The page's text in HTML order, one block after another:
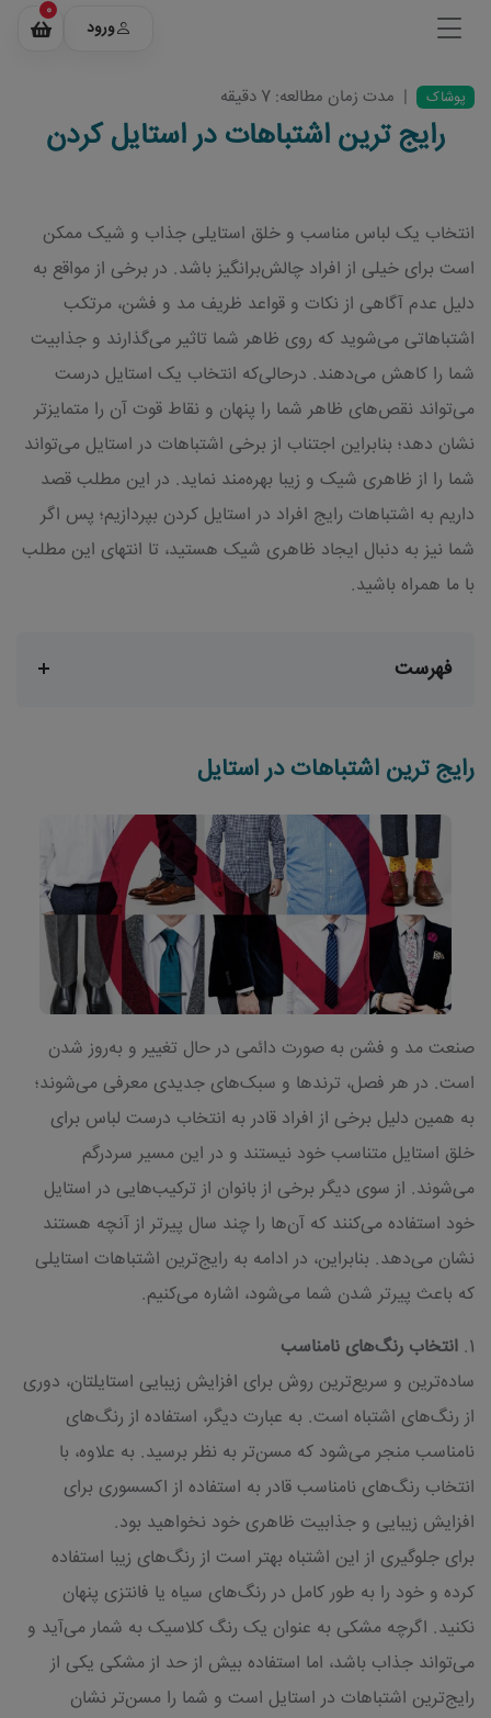
ورود
0
پوشاک | مدت زمان مطالعه: 7 دقیقه
رایج ترین اشتباهات در استایل کردن
انتخاب یک لباس مناسب و خلق استایلی جذاب و شیک ممکن
است برای خیلی از افراد چالش‌برانگیز باشد. در برخی از مواقع به
دلیل عدم آگاهی از نکات و قواعد ظریف مد و فشن، مرتکب
اشتباهاتی می‌شوید که روی ظاهر شما تاثیر می‌گذارند و جذابیت
شما را کاهش می‌دهند. درحالی‌که انتخاب یک استایل درست
می‌تواند نقص‌های ظاهر شما را پنهان و نقاط قوت آن را متمایزتر
نشان دهد؛ بنابراین اجتناب از برخی اشتباهات در استایل می‌تواند
شما را از ظاهری شیک و زیبا بهره‌مند نماید. در این مطلب قصد
داریم به اشتباهات رایج افراد در استایل کردن بپردازیم؛ پس اگر
شما نیز به دنبال ایجاد ظاهری شیک هستید، تا انتهای این مطلب
با ما همراه باشید.
فهرست
رایج ترین اشتباهات در استایل
صنعت مد و فشن به صورت دائمی در حال تغییر و به‌روز شدن
است. در هر فصل، ترندها و سبک‌های جدیدی معرفی می‌شوند؛
به همین دلیل برخی از افراد قادر به انتخاب درست لباس برای
خلق استایل متناسب خود نیستند و در این مسیر سردرگم
می‌شوند. از سوی دیگر برخی از بانوان از ترکیب‌هایی در استایل
خود استفاده می‌کنند که آن‌ها را چند سال پیرتر از آنچه هستند
نشان می‌دهد. بنابراین، در ادامه به رایج‌ترین اشتباهات استایلی
که باعث پیرتر شدن شما می‌شود، اشاره می‌کنیم.
1. انتخاب رنگ‌های نامناسب
ساده‌ترین و سریع‌ترین روش برای افزایش زیبایی استایلتان، دوری
از رنگ‌های اشتباه است. به عبارت دیگر، استفاده از رنگ‌های
نامناسب منجر می‌شود که مسن‌تر به نظر برسید. به علاوه، با
انتخاب رنگ‌های نامناسب قادر به استفاده از اکسسوری برای
افزایش زیبایی و جذابیت ظاهری خود نخواهید بود.
برای جلوگیری از این اشتباه بهتر است از رنگ‌های زیبا استفاده
کرده و خود را به طور کامل در رنگ‌های سیاه یا فانتزی پنهان
نکنید. اگرچه مشکی به عنوان یک رنگ کلاسیک به شمار می‌آید و
می‌تواند جذاب باشد، اما استفاده بیش از حد از مشکی یکی از
رایج‌ترین اشتباهات در استایل است و شما را مسن‌تر نشان